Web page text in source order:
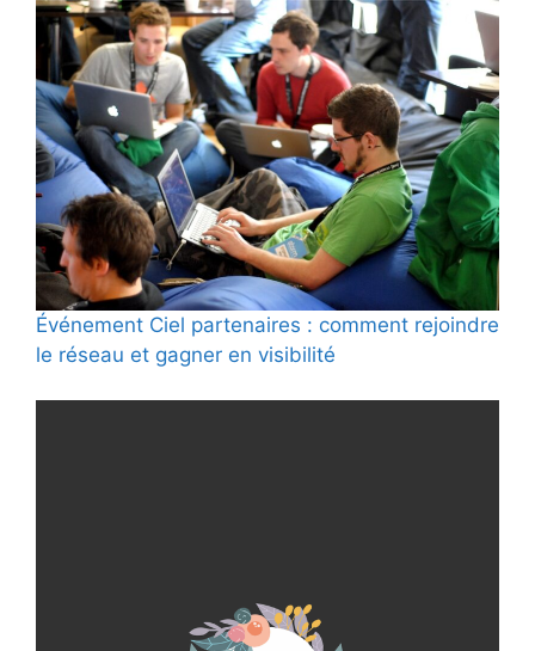
Événement Ciel partenaires : comment rejoindre
le réseau et gagner en visibilité